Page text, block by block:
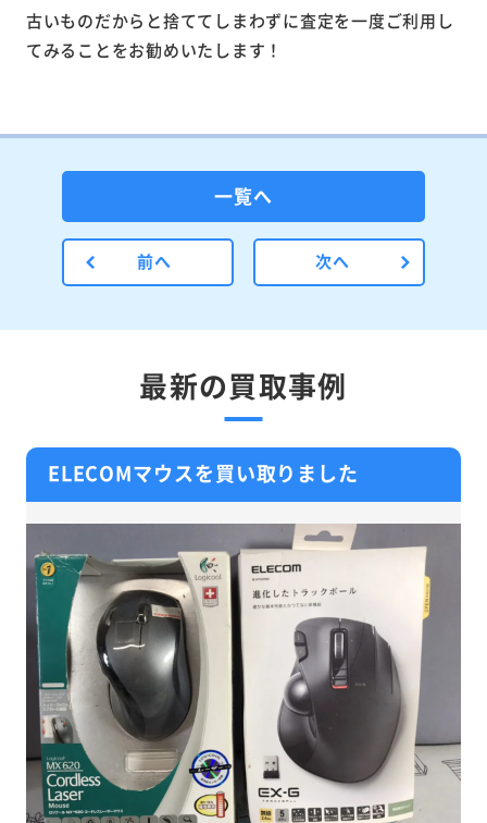
古いものだからと捨ててしまわずに査定を一度ご利用し
てみることをお勧めいたします！
前へ
一覧へ
次へ
最新の買取事例
ELECOMマウスを買い取りました